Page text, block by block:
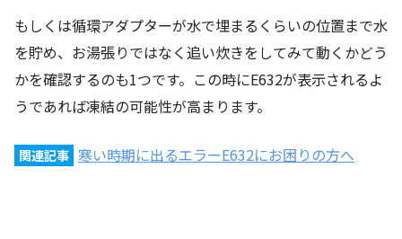
もしくは循環アダプターが水で埋まるくらいの位置まで水
を貯め、お湯張りではなく追い炊きをしてみて動くかどう
かを確認するのも1つです。この時にE632が表示されるよ
うであれば凍結の可能性が高まります。
関連記事 寒い時期に出るエラーE632にお困りの方へ